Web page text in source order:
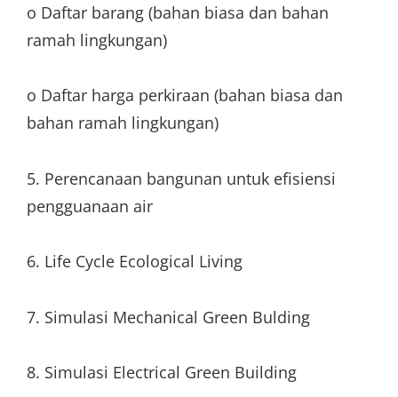
o Daftar barang (bahan biasa dan bahan
ramah lingkungan)
o Daftar harga perkiraan (bahan biasa dan
bahan ramah lingkungan)
5. Perencanaan bangunan untuk efisiensi
pengguanaan air
6. Life Cycle Ecological Living
7. Simulasi Mechanical Green Bulding
8. Simulasi Electrical Green Building